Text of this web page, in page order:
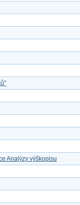
Analýzy výškopisu